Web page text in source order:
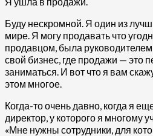
Буду нескромной. Я один из
мире. Я могу продавать что
продавцом, была
свой бизнес, где продажи — это
заниматься. И вот что я вам
этом многое.
Когда-то очень давно, когда я
директор, у которого я многому
«Мне нужны сотрудники, для